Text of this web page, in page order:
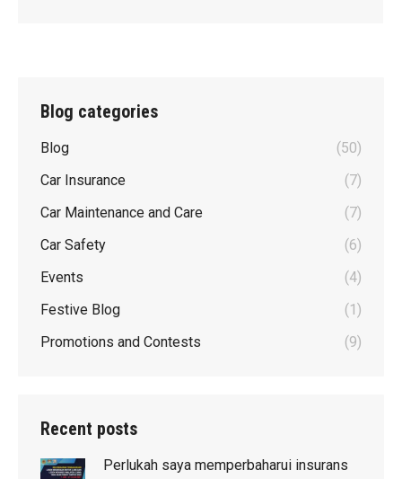
Blog categories
Blog
(50)
Car Insurance
(7)
Car Maintenance and Care
(7)
Car Safety
(6)
Events
(4)
Festive Blog
(1)
Promotions and Contests
(9)
Recent posts
Perlukah saya memperbaharui insurans